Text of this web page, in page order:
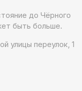
до Чёрного
быть больше.
улицы переулок, 1